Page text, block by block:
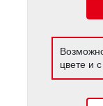
цвете и